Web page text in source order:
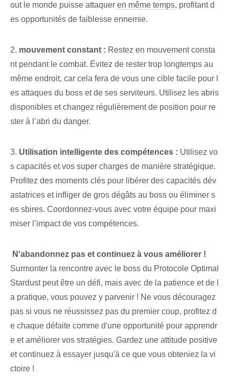
out le monde puisse attaquer en même temps, profitant d
es opportunités⁢ de faiblesse ennemie.
2. mouvement constant : Restez en mouvement consta
nt pendant le combat. Évitez de rester trop longtemps au
même endroit, car cela fera de vous une cible facile pour l
es attaques du boss et de ses serviteurs. Utilisez les abris
disponibles et changez régulièrement de position pour re
ster à l’abri du danger.
3. Utilisation intelligente des compétences : Utilisez vo
s capacités et vos super charges de manière stratégique.
Profitez des moments clés pour libérer des capacités dév
astatrices et infliger de gros dégâts au boss ou éliminer s
es sbires. Coordonnez-vous avec votre ⁤équipe‌ pour maxi
miser l’impact de vos compétences.
‌ N'abandonnez pas et continuez à vous améliorer !
Surmonter la rencontre avec le boss du Protocole Optimal
Stardust peut être un défi, mais avec de la patience et de l
a pratique, vous pouvez y parvenir ! Ne vous découragez
pas si vous ne réussissez pas du premier coup, profitez d
e chaque défaite comme d'une opportunité pour apprendr
e et améliorer vos stratégies. Gardez une attitude positive
et continuez à essayer jusqu'à ce que vous obteniez la vi
ctoire !